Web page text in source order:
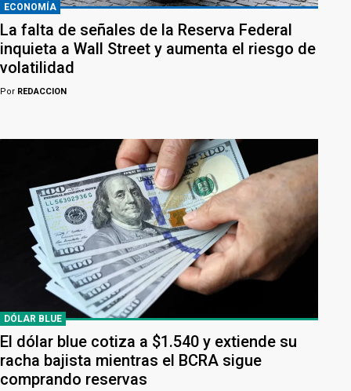
ECONOMÍA
La falta de señales de la Reserva Federal
inquieta a Wall Street y aumenta el riesgo de
volatilidad
Por REDACCION
DÓLAR BLUE
El dólar blue cotiza a $1.540 y extiende su
racha bajista mientras el BCRA sigue
comprando reservas